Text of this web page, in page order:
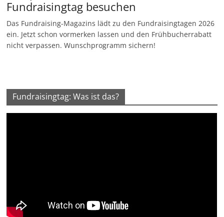
Fundraisingtag besuchen
Das Fundraising-Magazins lädt zu den Fundraisingtagen 2026
ein. Jetzt schon vormerken lassen und den Frühbucherrabatt
nicht verpassen. Wunschprogramm sichern!
Fundraisingtag: Was ist das?